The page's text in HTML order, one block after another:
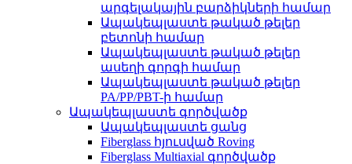
արգելակային բարձիկների համար
Ապակեպլաստե թակած թելեր
բետոնի համար
Ապակեպլաստե թակած թելեր
ասեղի գորգի համար
Ապակեպլաստե թակած թելեր
PA/PP/PBT-ի համար
Ապակեպլաստե գործվածք
Ապակեպլաստե ցանց
Fiberglass հյուսված Roving
Fiberglass Multiaxial գործվածք